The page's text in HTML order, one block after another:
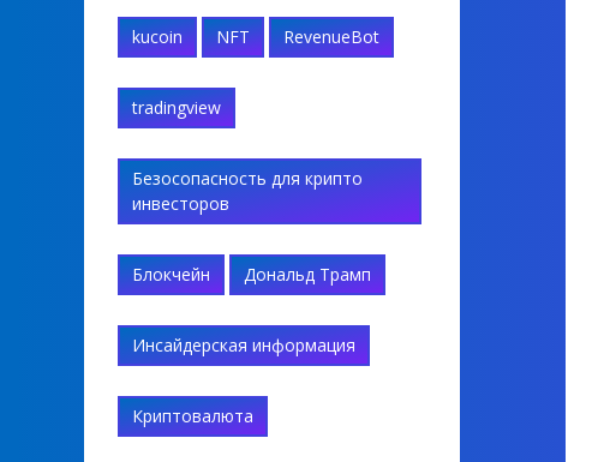
kucoin NFT RevenueBot
tradingview
Безосопасность для крипто
инвесторов
Блокчейн Дональд Трамп
Инсайдерская информация
Криптовалюта